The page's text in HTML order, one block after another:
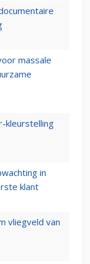
massale
kleurstelling
in
klant
vliegveld van